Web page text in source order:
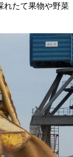
れたて果物や野菜